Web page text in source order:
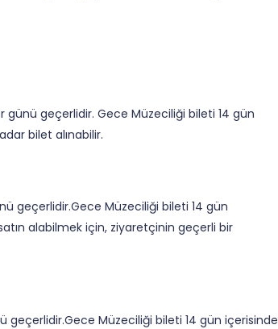
günü geçerlidir. Gece Müzeciliği bileti 14 gün
bilet alınabilir.
geçerlidir.Gece Müzeciliği bileti 14 gün
alabilmek için, ziyaretçinin geçerli bir
geçerlidir.Gece Müzeciliği bileti 14 gün içerisinde